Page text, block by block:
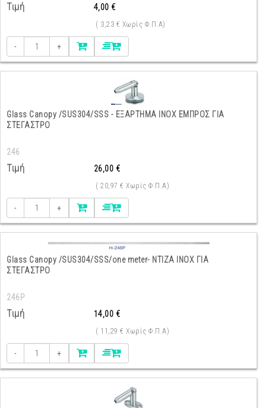
Τιμή 4,00 €
( 3,23 € Χωρίς Φ.Π.Α)
- +
Glass Canopy /SUS304/SSS - ΕΞΑΡΤΗΜΑ INOX ΕΜΠΡΟΣ ΓΙΑ
ΣΤΕΓΑΣΤΡΟ
246
Τιμή 26,00 €
( 20,97 € Χωρίς Φ.Π.Α)
- +
Glass Canopy /SUS304/SSS/one meter- ΝΤΙΖΑ ΙΝΟΧ ΓΙΑ
ΣΤΕΓΑΣΤΡΟ
246P
Τιμή 14,00 €
( 11,29 € Χωρίς Φ.Π.Α)
- +